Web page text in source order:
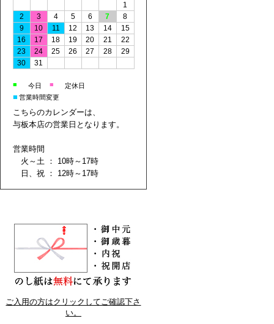
1
2
3 4 5 6 7
8
9
10 11 12 13 14
15
16
17 18 19 20 21
22
23
24 25 26 27 28
29
30
31
■ 今日 ■ 定休日
■ 営業時間変更
こちらのカレンダーは、
与板本店の営業日となります。
営業時間
火～土 ： 10時～17時
日、祝 ： 12時～17時
ご入用の方はクリックしてご確認下さ
い。